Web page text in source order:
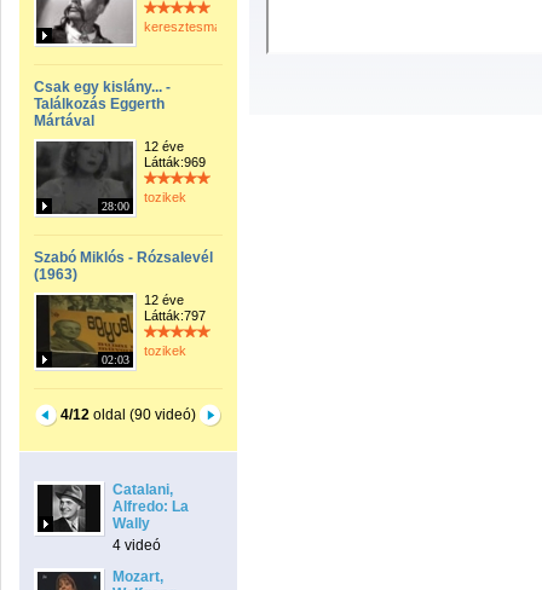
keresztesmanci
Csak egy kislány... -
Találkozás Eggerth
Mártával
28:00
12 éve
Látták:969
tozikek
Szabó Miklós - Rózsalevél
(1963)
02:03
12 éve
Látták:797
tozikek
4/12 oldal (90 videó)
Catalani,
Alfredo: La
Wally
4 videó
Mozart,